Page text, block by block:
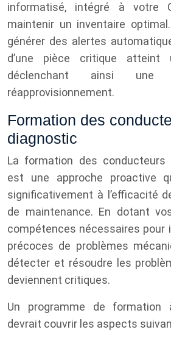
informatisé, intégré à votre
maintenir un inventaire
générer des alertes
d’une pièce critique atteint
déclenchant ainsi une
réapprovisionnement.
Formation des
diagnostic
La formation des conducteurs
est une approche proactive
significativement à l’efficacité
de maintenance. En dotant
compétences nécessaires pour
précoces de problèmes
détecter et résoudre les
deviennent critiques.
Un programme de formation
devrait couvrir les aspects